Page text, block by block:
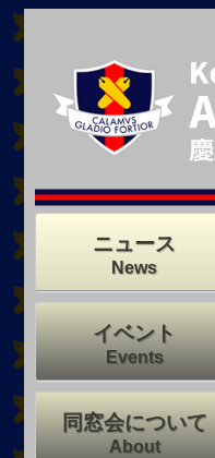
ニュース
News
イベント
Events
同窓会について
About